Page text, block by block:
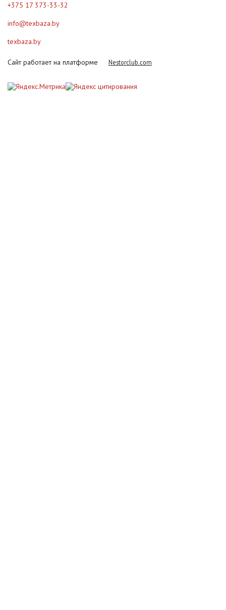
+375 17 373-33-32
info@texbaza.by
texbaza.by
Сайт работает на платформе Nestorclub.com